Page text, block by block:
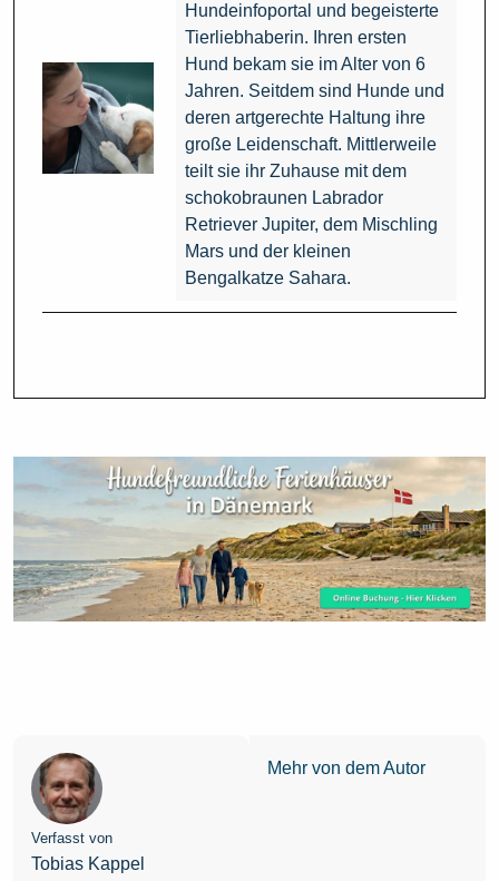
Hundeinfoportal und begeisterte
Tierliebhaberin. Ihren ersten
Hund bekam sie im Alter von 6
Jahren. Seitdem sind Hunde und
deren artgerechte Haltung ihre
große Leidenschaft. Mittlerweile
teilt sie ihr Zuhause mit dem
schokobraunen Labrador
Retriever Jupiter, dem Mischling
Mars und der kleinen
Bengalkatze Sahara.
Verfasst von
Tobias Kappel
Mehr von dem Autor